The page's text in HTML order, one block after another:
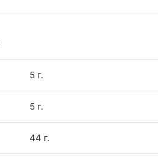
5 г.
5 г.
44 г.